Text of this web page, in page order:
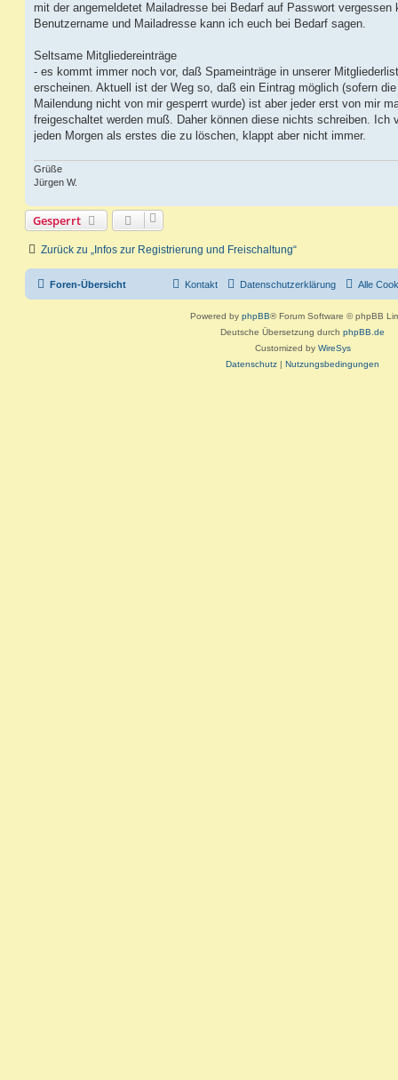
mit der angemeldetet Mailadresse bei Bedarf auf Passwort vergessen
Benutzername und Mailadresse kann ich euch bei Bedarf sagen.
Seltsame Mitgliedereinträge
- es kommt immer noch vor, daß Spameinträge in unserer
erscheinen. Aktuell ist der Weg so, daß ein Eintrag möglich (sofern die
Mailendung nicht von mir gesperrt wurde) ist aber jeder erst von mir
freigeschaltet werden muß. Daher können diese nichts schreiben. Ich
jeden Morgen als erstes die zu löschen, klappt aber nicht immer.
Grüße
Jürgen W.
Gesperrt
Zurück zu „Infos zur Registrierung und Freischaltung“
Foren-Übersicht Alle
Datenschutzerklärung
Kontakt
Powered by phpBB® Forum Software © phpBB
Deutsche Übersetzung durch phpBB.de
Customized by WireSys
Datenschutz | Nutzungsbedingungen